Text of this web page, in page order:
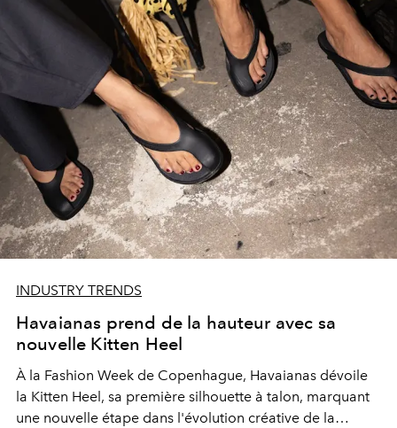
INDUSTRY TRENDS
Havaianas prend de la hauteur avec sa
nouvelle Kitten Heel
À la Fashion Week de Copenhague, Havaianas dévoile
la Kitten Heel, sa première silhouette à talon, marquant
une nouvelle étape dans l'évolution créative de la